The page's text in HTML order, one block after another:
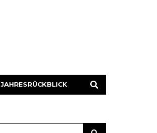
JAHRESRÜCKBLICK